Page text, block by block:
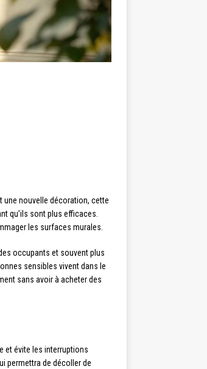
une nouvelle décoration, cette
qu’ils sont plus efficaces.
les surfaces murales.
occupants et souvent plus
sensibles vivent dans le
sans avoir à acheter des
et évite les interruptions
permettra de décoller de